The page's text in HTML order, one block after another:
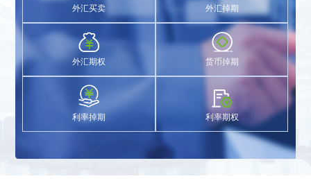
外汇买卖 外汇掉期
外汇期权 货币掉期
利率掉期 利率期权